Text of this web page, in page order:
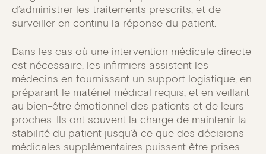
d’administrer les traitements prescrits, et de
surveiller en continu la réponse du patient.
Dans les cas où une intervention médicale directe
est nécessaire, les infirmiers assistent les
médecins en fournissant un support logistique, en
préparant le matériel médical requis, et en veillant
au bien-être émotionnel des patients et de leurs
proches. Ils ont souvent la charge de maintenir la
stabilité du patient jusqu’à ce que des décisions
médicales supplémentaires puissent être prises.